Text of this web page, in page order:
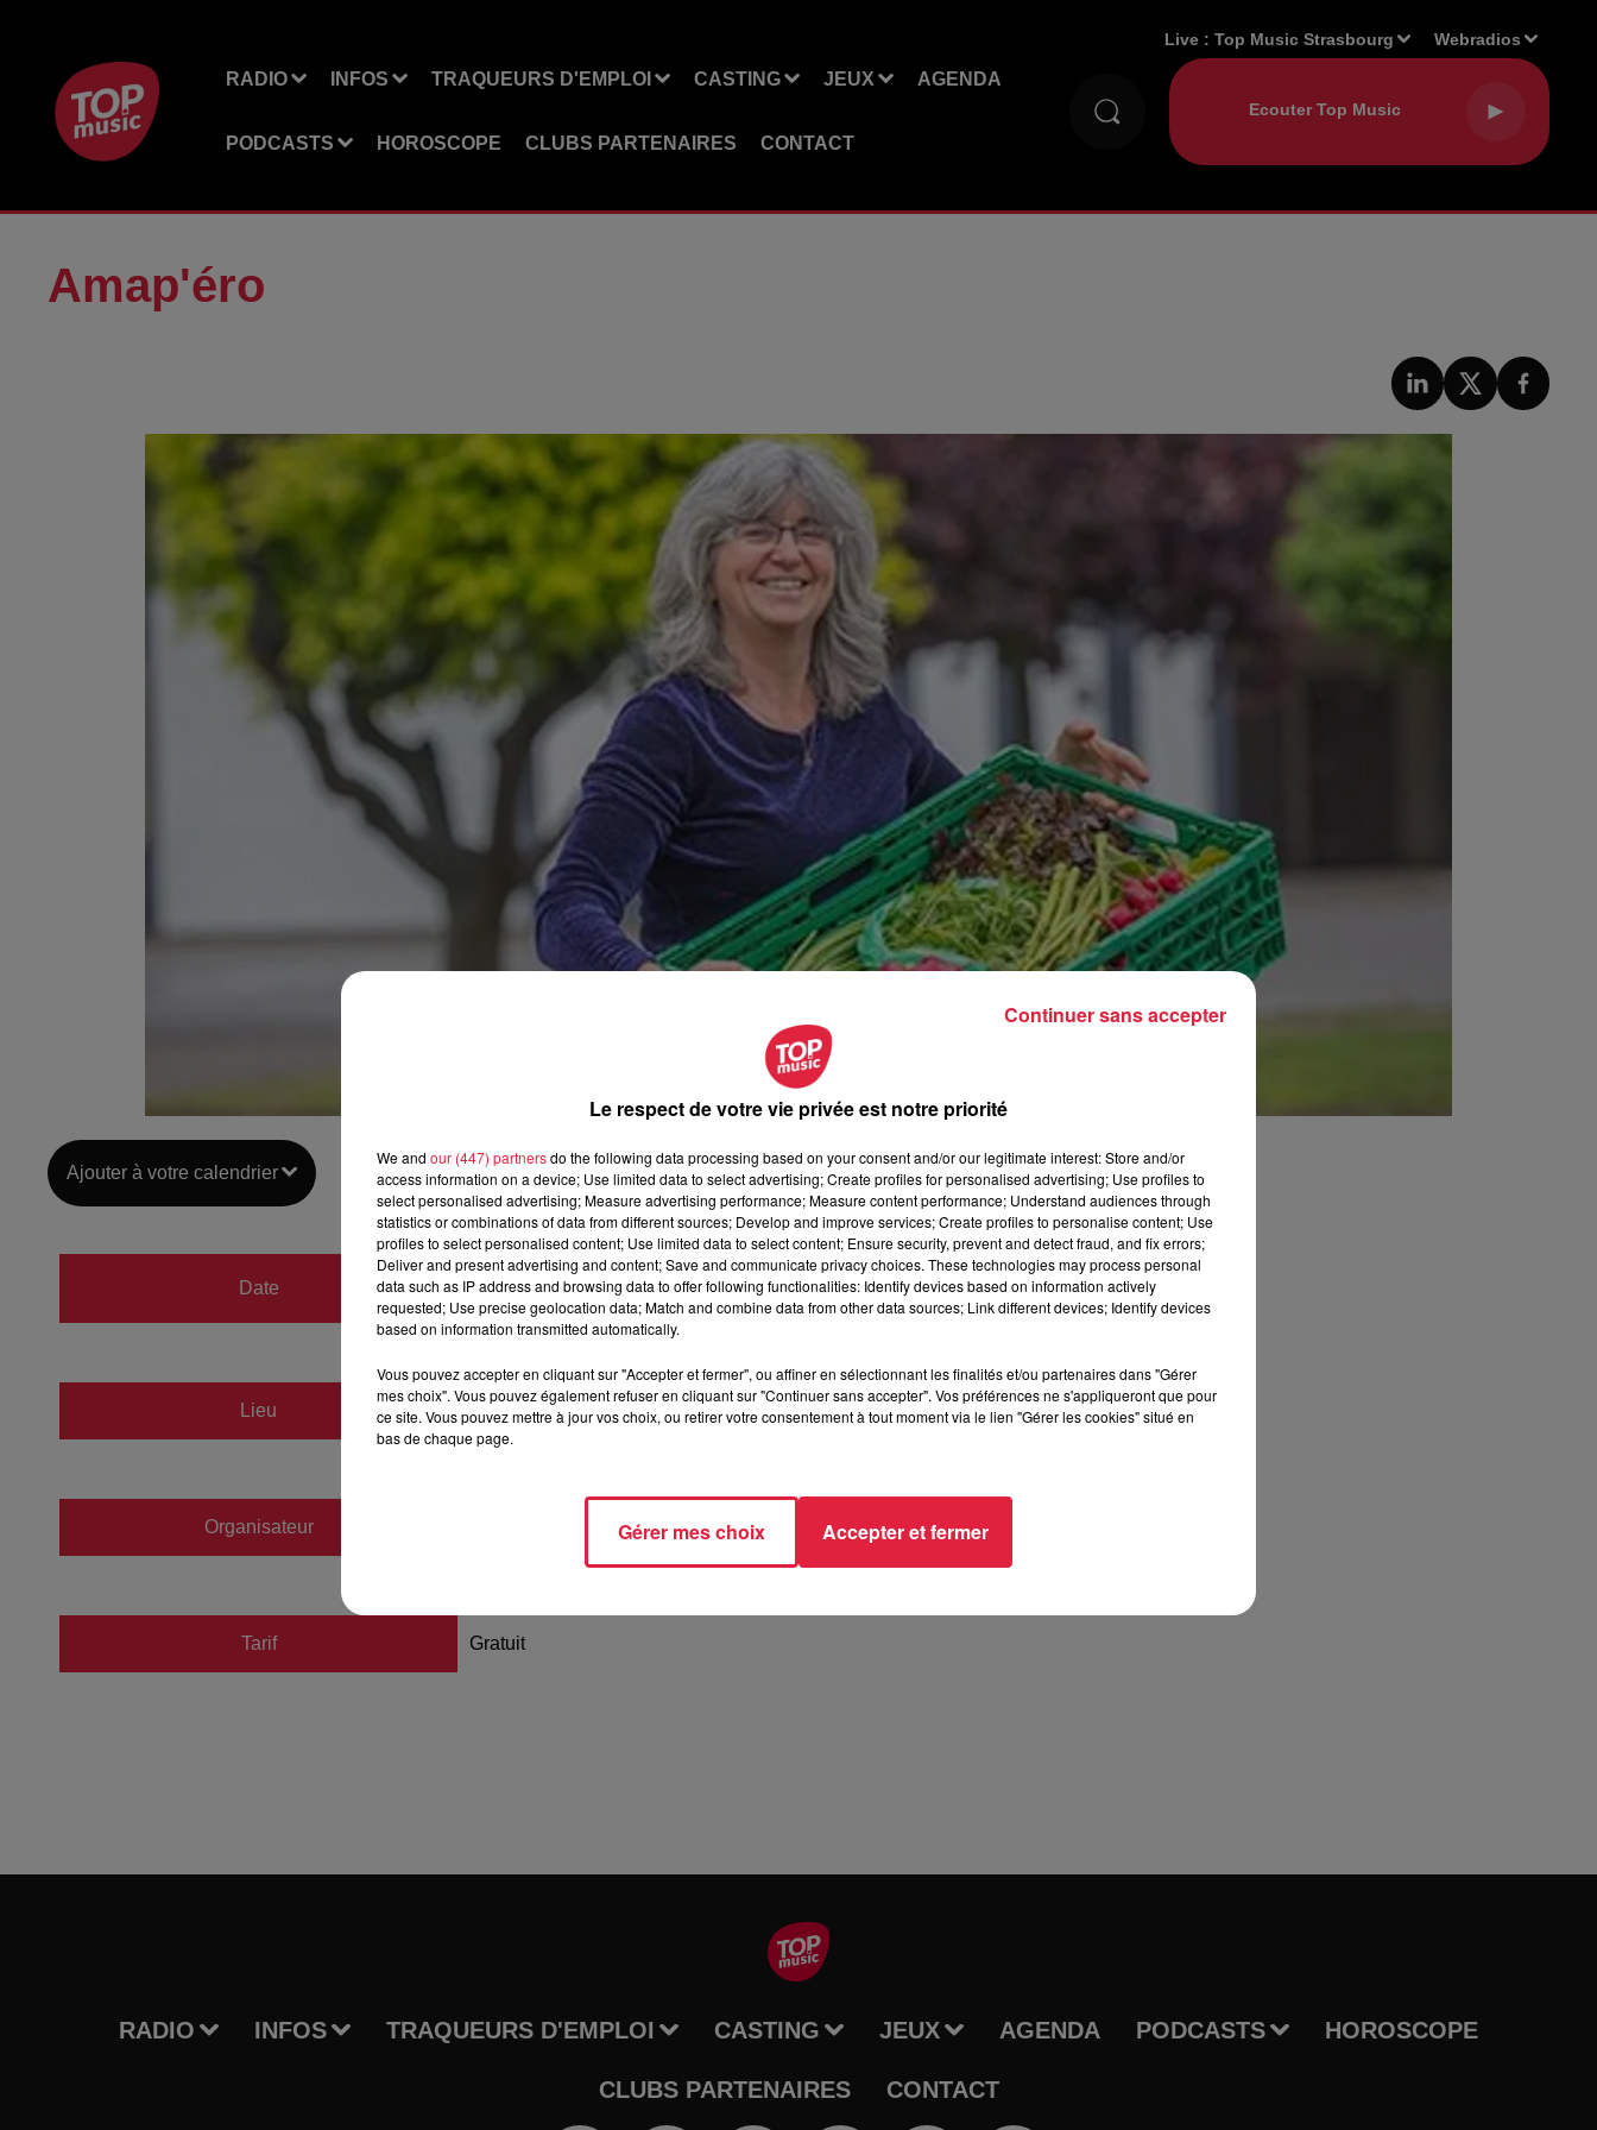
RADIO INFOS TRAQUEURS D'EMPLOI CASTING JEUX AGENDA
PODCASTS HOROSCOPE CLUBS PARTENAIRES CONTACT
Live :Top Music Strasbourg Webradios
Amap'éro
Ajouter à votre calendrier
Date
du6 juin 2018 à 0h00
au6 juin 2018 à 0h00
Lieu HUNINGUE (67)
Organisateur https://www.facebook.com/events/1922971024660534/
Tarif Gratuit
RADIO INFOS TRAQUEURS D'EMPLOI CASTING JEUX AGENDA PODCASTS HOROSCOPE
CLUBS PARTENAIRES CONTACT
Le respect de votre vie privée est notre priorité
We and our (447) partnersdo the following data processing based on your consent and/or our legitimate interest: Store and/or
access information on a device; Use limited data to select advertising; Create profiles for personalised advertising; Use profiles to
select personalised advertising; Measure advertising performance; Measure content performance; Understand audiences through
statistics or combinations of data from different sources; Develop and improve services; Create profiles to personalise content; Use
profiles to select personalised content; Use limited data to select content; Ensure security, prevent and detect fraud, and fix errors;
Deliver and present advertising and content; Save and communicate privacy choices. These technologies may process personal
data such as IP address and browsing data to offer following functionalities: Identify devices based on information actively
requested; Use precise geolocation data; Match and combine data from other data sources; Link different devices; Identify devices
based on information transmitted automatically.
Vous pouvez accepter en cliquant sur "Accepter et fermer", ou affiner en sélectionnant les finalités et/ou partenaires dans "Gérer
mes choix". Vous pouvez également refuser en cliquant sur "Continuer sans accepter". Vos préférences ne s'appliqueront que pour
ce site. Vous pouvez mettre à jour vos choix, ou retirer votre consentement à tout moment via le lien "Gérer les cookies" situé en
bas de chaque page.
Gérer mes choix Accepter et fermer
Continuer sans accepter